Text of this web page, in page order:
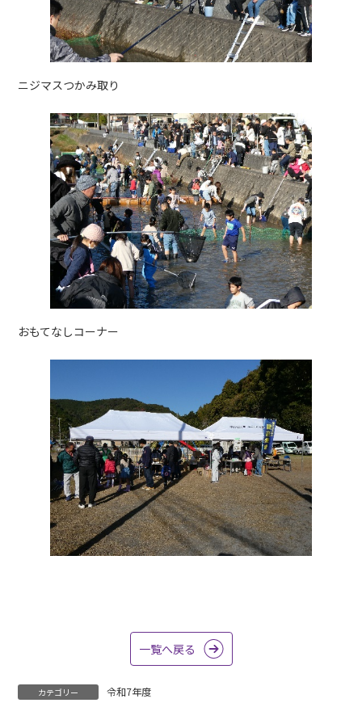
ニジマスつかみ取り
おもてなしコーナー
一覧へ戻る
カテゴリー 令和7年度